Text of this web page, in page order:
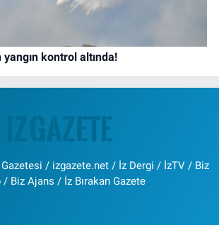
yangın kontrol altında!
/ izgazete.net / İz Dergi / İzTV / Biz
/ Biz Ajans / İz Bırakan Gazete